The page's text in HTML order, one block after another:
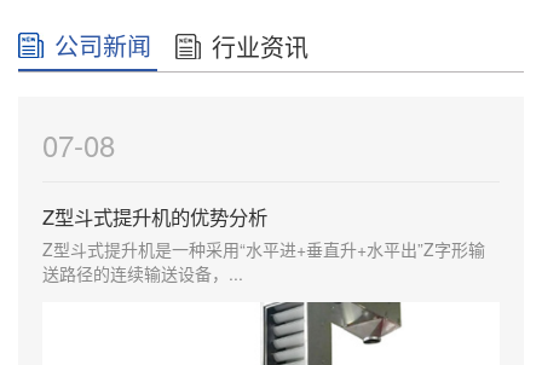
公司新闻 行业资讯
07-08
Z型斗式提升机的优势分析
Z型斗式提升机是一种采用“水平进+垂直升+水平出”Z字形输
送路径的连续输送设备，...